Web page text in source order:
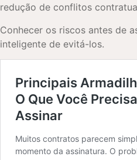
redução de conflitos
Conhecer os riscos antes de
inteligente de evitá-los.